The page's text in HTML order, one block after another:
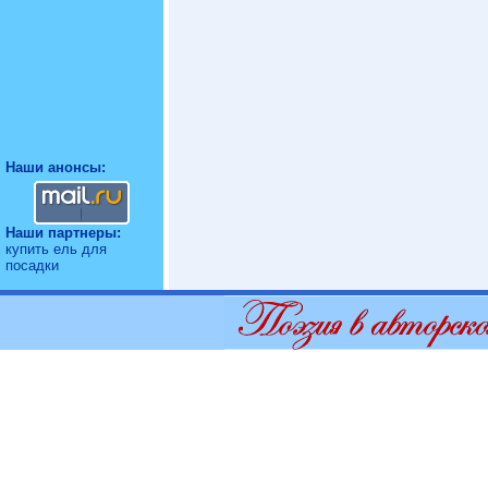
Наши анонсы:
Наши партнеры:
купить ель для
посадки